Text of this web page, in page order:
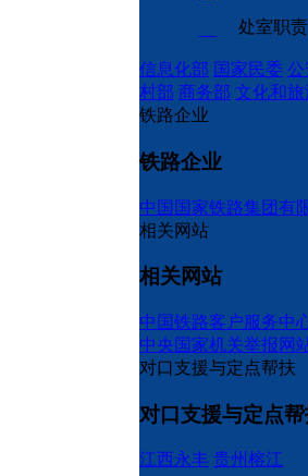
处室职责
信息化部 国家民委 公
村部 商务部 文化和旅
铁路企业
铁路企业
中国国家铁路集团有
相关网站
相关网站
中国铁路客户服务中
中央国家机关举报网
对口支援与定点帮扶
对口支援与定点
江西永丰 贵州榕江